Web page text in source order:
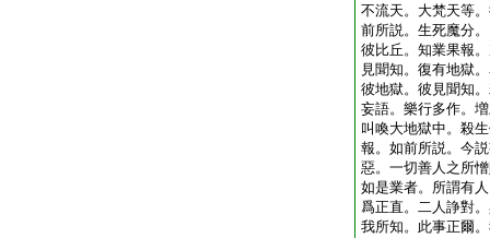
不流天。大梵天等
前所説。生死魔分
彼比丘。知業果報
見聞知。復有地獄
彼地獄。彼見聞知
妄語。樂行多作。
叫喚大地獄中。殺
報。如前所説。今
惡。一切善人之所
如是業者。所謂有
爲正直。二人諍對
我所知。此事正爾